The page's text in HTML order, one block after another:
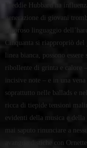
Freddie Hubbard ha
generazione di giovani
vigoroso linguaggio
Cinquanta si riappropriò del
linea bianca, possono
ribollente di grinta e calore –
incisive note – e in una
soprattutto nelle ballads e
ricca di tiepide tensioni
evidenti della musica e della
mai saputo rinunciare a
avanguardistiche con